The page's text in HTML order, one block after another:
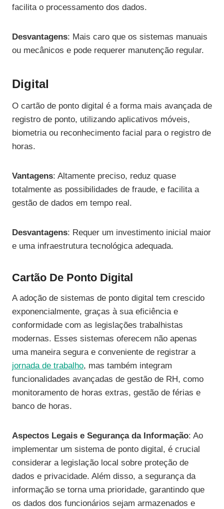
facilita o processamento dos dados.
Desvantagens: Mais caro que os sistemas manuais
ou mecânicos e pode requerer manutenção regular.
Digital
O cartão de ponto digital é a forma mais avançada de
registro de ponto, utilizando aplicativos móveis,
biometria ou reconhecimento facial para o registro de
horas.
Vantagens: Altamente preciso, reduz quase
totalmente as possibilidades de fraude, e facilita a
gestão de dados em tempo real.
Desvantagens: Requer um investimento inicial maior
e uma infraestrutura tecnológica adequada.
Cartão De Ponto Digital
A adoção de sistemas de ponto digital tem crescido
exponencialmente, graças à sua eficiência e
conformidade com as legislações trabalhistas
modernas. Esses sistemas oferecem não apenas
uma maneira segura e conveniente de registrar a
jornada de trabalho, mas também integram
funcionalidades avançadas de gestão de RH, como
monitoramento de horas extras, gestão de férias e
banco de horas.
Aspectos Legais e Segurança da Informação: Ao
implementar um sistema de ponto digital, é crucial
considerar a legislação local sobre proteção de
dados e privacidade. Além disso, a segurança da
informação se torna uma prioridade, garantindo que
os dados dos funcionários sejam armazenados e